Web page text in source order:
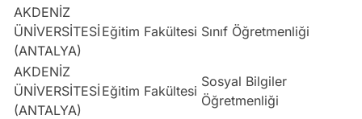
AKDENİZ
ÜNİVERSİTESİ
(ANTALYA)
Eğitim Fakültesi Sınıf Öğretmenliği
AKDENİZ
ÜNİVERSİTESİ
(ANTALYA)
Eğitim Fakültesi
Sosyal Bilgiler
Öğretmenliği